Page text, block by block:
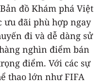
đồ Khám phá Việt
ưu đãi phù hợp ngay
đi và dễ dàng sử
nghìn điểm bán
điểm. Với các sự
thao lớn như FIFA